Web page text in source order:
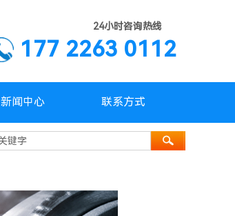
177 2263 0112
24小时咨询热线
新闻中心 联系方式